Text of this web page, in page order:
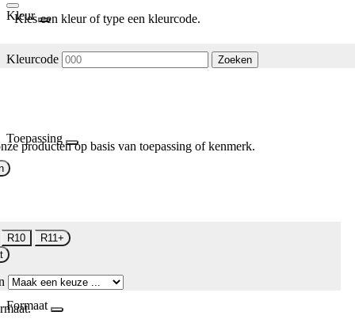
Kleur
Kies een kleur of type een kleurcode.
Kleurcode Zoeken
Toepassing
producten op basis van toepassing of kenmerk.
R10
R11+
Formaat